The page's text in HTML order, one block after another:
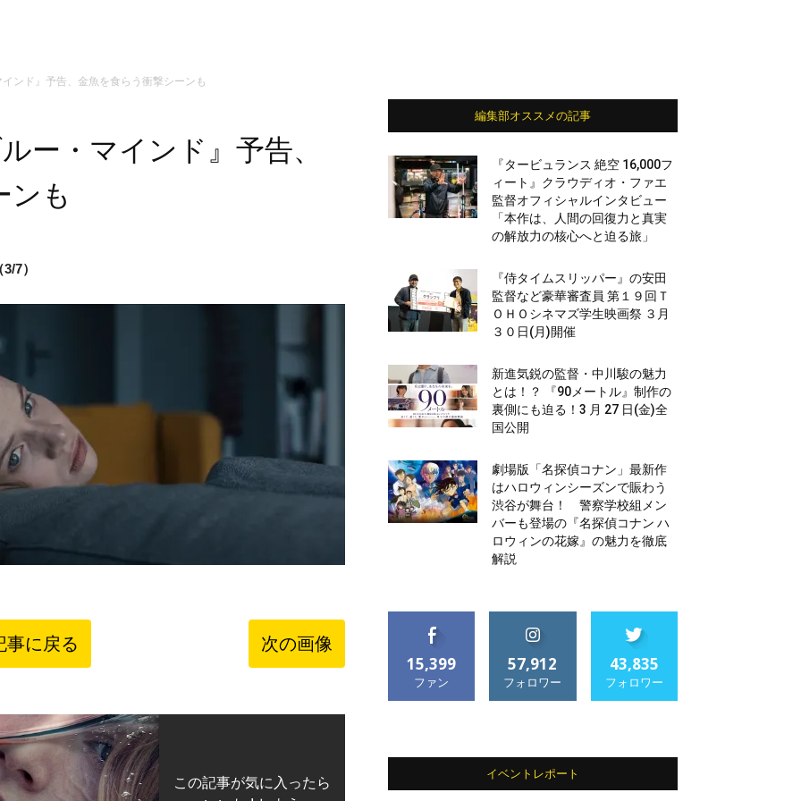
ンド』予告、金魚を食らう衝撃シーンも
ー・マインド』予告、
ンも
7）
事に戻る 次の画像
この記事が気に入ったら
編集部オススメの記事
『タービュランス 絶空 16,000フ
ィート』クラウディオ・ファエ
監督オフィシャルインタビュー
「本作は、人間の回復力と真実
の解放力の核心へと迫る旅」
『侍タイムスリッパー』の安田
監督など豪華審査員 第１９回Ｔ
ＯＨＯシネマズ学生映画祭 ３月
３０日(月)開催
新進気鋭の監督・中川駿の魅力
とは！？ 『90メートル』制作の
裏側にも迫る！3 月 27 日(金)全
国公開
劇場版「名探偵コナン」最新作
はハロウィンシーズンで賑わう
渋谷が舞台！ 警察学校組メン
バーも登場の『名探偵コナン ハ
ロウィンの花嫁』の魅力を徹底
解説
15,399
ファン
57,912
フォロワー
43,835
フォロワー
イベントレポート